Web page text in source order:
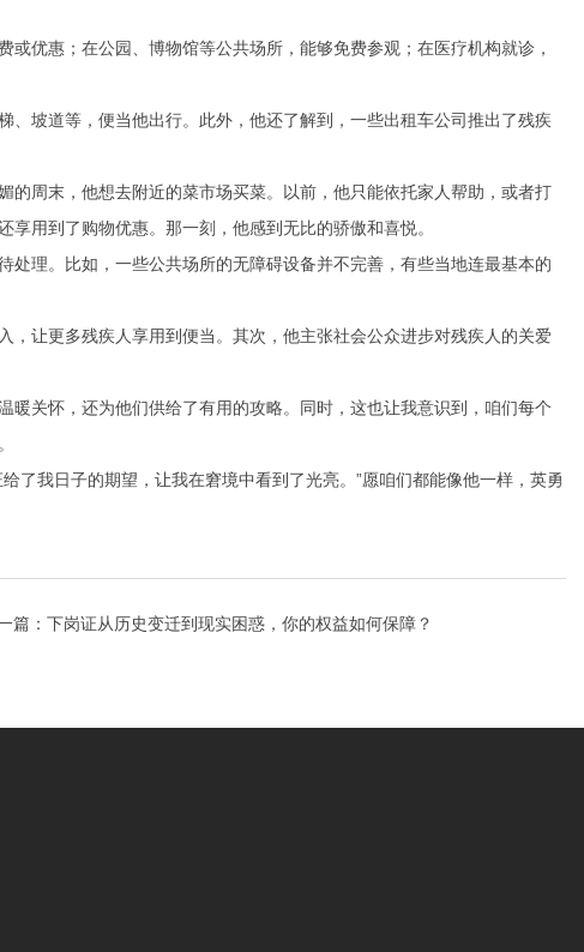
优惠；在公园、博物馆等公共场所，能够免费参观；在医疗机构就诊，
坡道等，便当他出行。此外，他还了解到，一些出租车公司推出了残疾
周末，他想去附近的菜市场买菜。以前，他只能依托家人帮助，或者打
用到了购物优惠。那一刻，他感到无比的骄傲和喜悦。
理。比如，一些公共场所的无障碍设备并不完善，有些当地连最基本的
让更多残疾人享用到便当。其次，他主张社会公众进步对残疾人的关爱
关怀，还为他们供给了有用的攻略。同时，这也让我意识到，咱们每个
了我日子的期望，让我在窘境中看到了光亮。”愿咱们都能像他一样，英勇
篇： 下岗证从历史变迁到现实困惑，你的权益如何保障？